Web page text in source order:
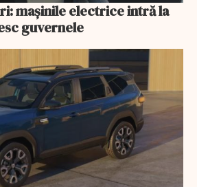
mașinile electrice intră la
guvernele